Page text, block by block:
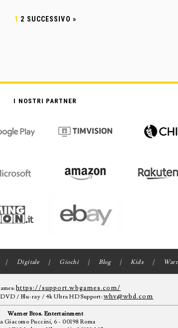
1 2 SUCCESSIVO »
I NOSTRI PARTNER
Digitale Giochi Blog Kids
https://support.wbgames.com/
DVD / Blu-ray / 4k Ultra HD Support:whv@wbd.com
Warner Bros. Entertainment
Giacomo Puccini, 6 - 00198 Roma